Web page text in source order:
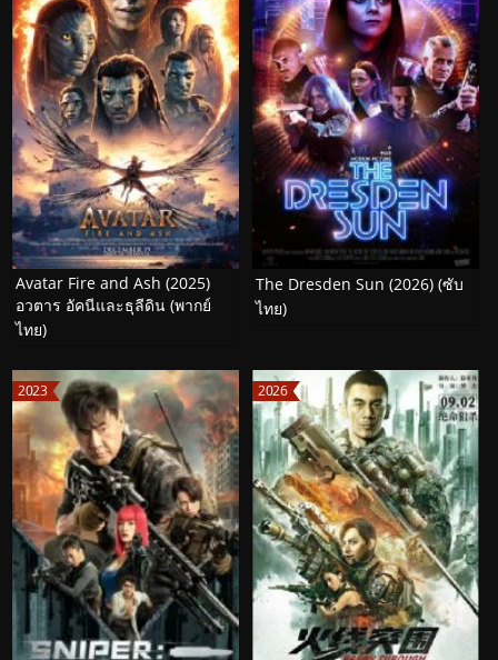
Avatar Fire and Ash (2025)
อวตาร อัคนีและธุลีดิน (พากย์
ไทย)
The Dresden Sun (2026) (ซับ
ไทย)
2023 2026